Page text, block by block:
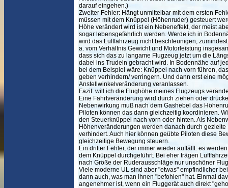
darauf eingehen.)
Zweiter Fehler: Hängt unmittelbar mit dem ersten
müssen mit dem Knüppel (Höhenruder) gesteuert
Höhe verändert wird ist ein Nebeneffekt, der meist
sogar lebensgefährlich werden. Werde ich in
wird das Luftfahrzeug nicht beschleunigen,
a. vom Verhältnis Gewicht und Motorleistung
dass sich das zu langame Flugzeug jetzt um die
dabei ins Trudeln gebracht wird. In Bodennähe auf
bei dem Beispiel wäre: Knüppel nach vorn führen,
geben verhindern/ verringern. Und dann erst eine
Anstellwinkelveränderung veranlassen.
Fazit: will ich die Flughöhe meines Flugzeugs
Eine Fahrtveränderung wird durch ziehen oder
Nebenwirkung muß nach dem Gashebel das
Piloten können das dann gleichzeitig koordinieren.
den Steuerknüppel nach vorn oder hinten. Als
Höhenveränderungen werden danach durch
verhindert. Auch hier können geübte Piloten diese
gleichzeitige Bewegung steuern.
Ein dritter Fehler, der immer wieder auffällt: es
dem Knüppel durchgeführt. Bei eher trägen
nach Größe der Ruderausschläge nur unschöner
Viele moderne UL sind aber "etwas" empfindlicher
dann auch, was man ihnen "befohlen" hat. Einmal
angenehmer ist, wenn ein Fluggerät auch direkt